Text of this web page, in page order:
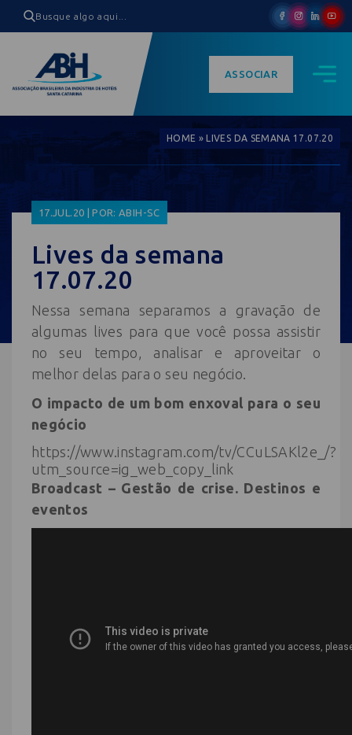
ASSOCIAR
HOME »LIVES DA SEMANA 17.07.20
17.JUL.20 | POR: ABIH-SC
Lives da semana
17.07.20
Nessa semana separamos a gravação de
algumas lives para que você possa assistir
no seu tempo, analisar e aproveitar o
melhor delas para o seu negócio.
O impacto de um bom enxoval para o seu
negócio
https://www.instagram.com/tv/CCuLSAKl2e_/?
utm_source=ig_web_copy_link
Broadcast – Gestão de crise. Destinos e
eventos